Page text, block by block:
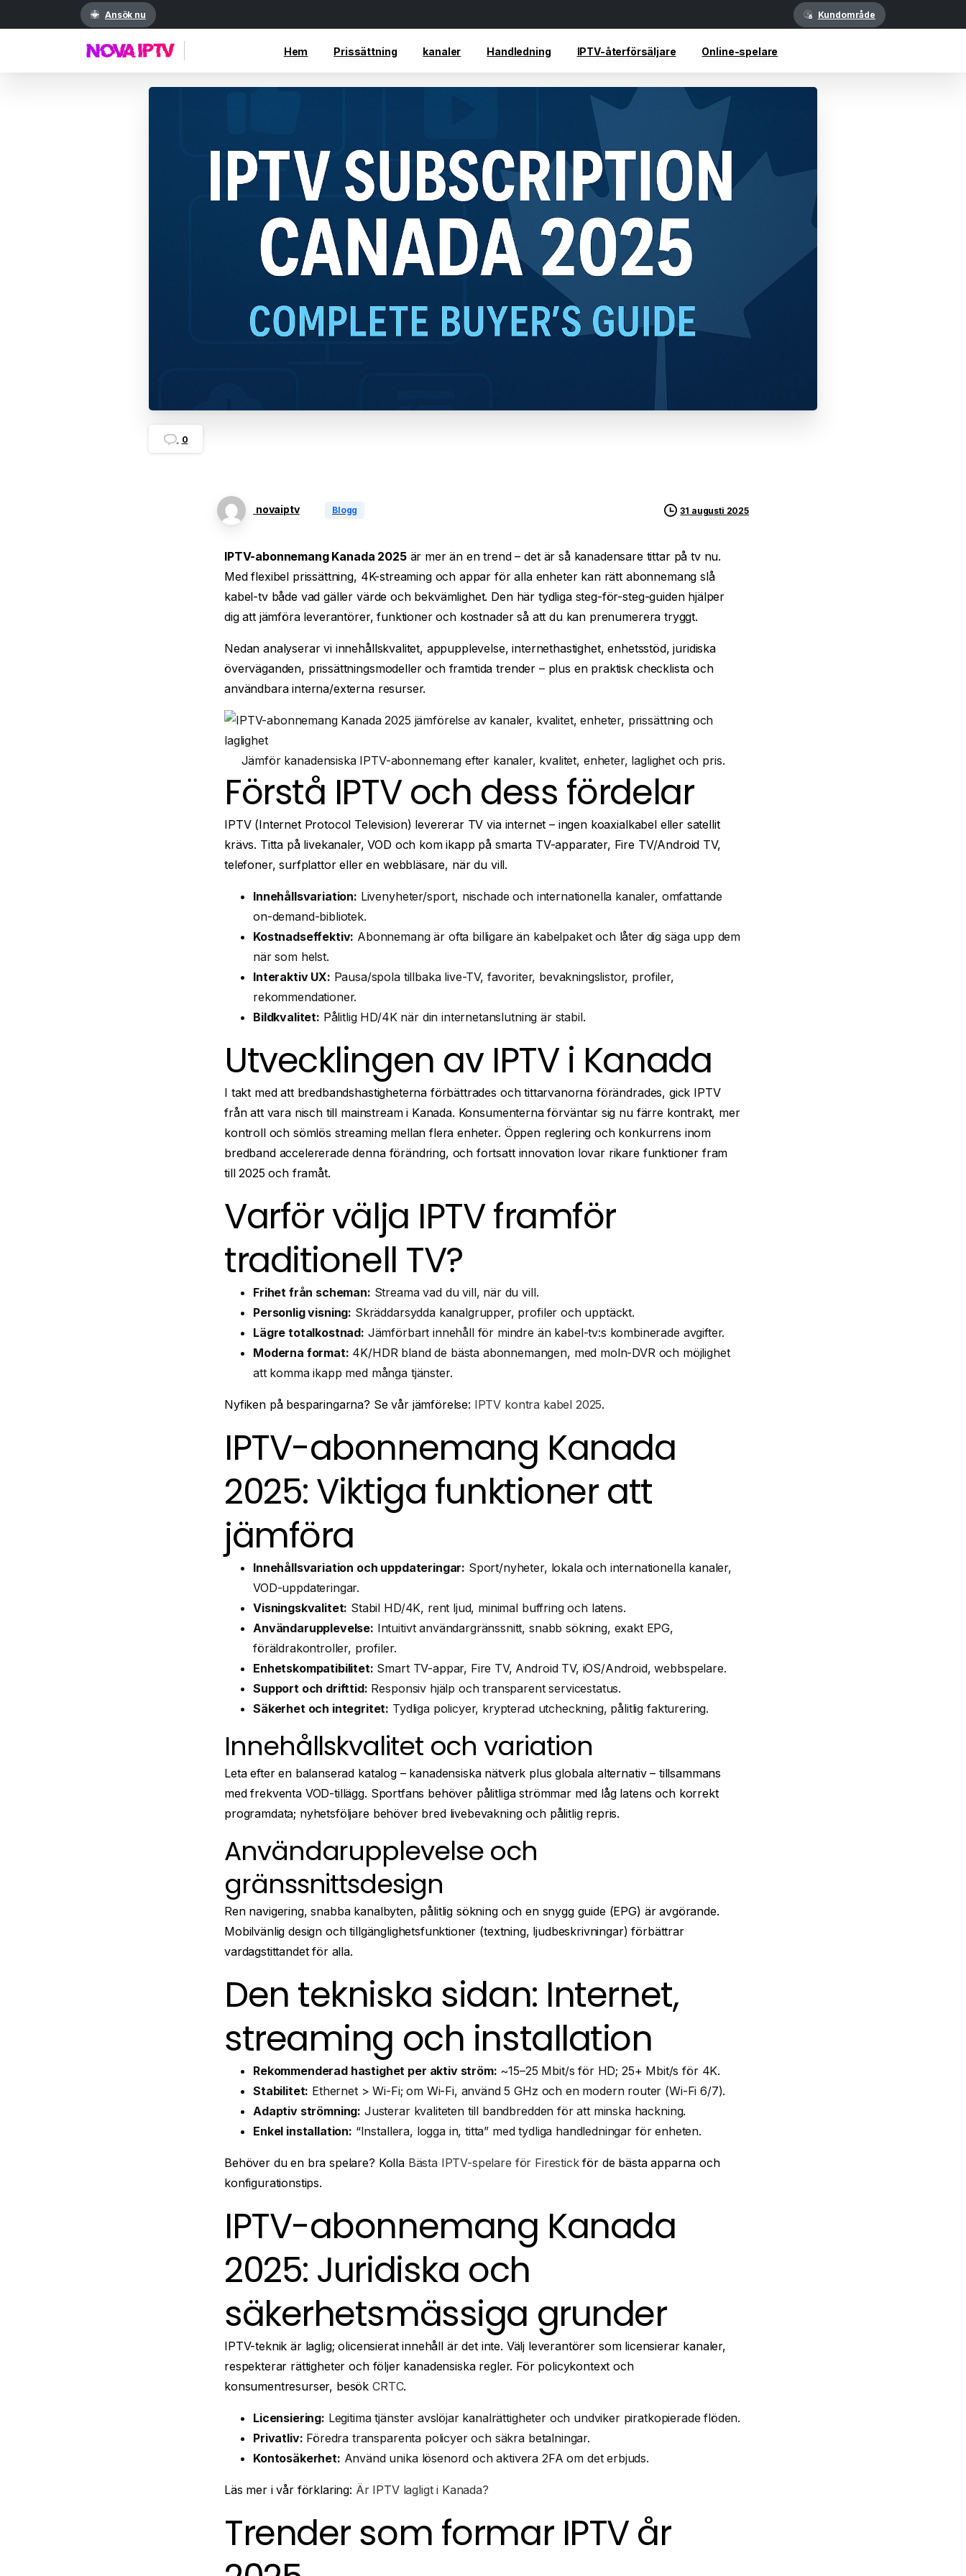
Ansök nu Kundområde
Hem Prissättning kanaler Handledning IPTV-återförsäljare Online-spelare
0
novaiptv Blogg 31 augusti 2025
IPTV-abonnemang Kanada 2025är mer än en trend – det är så kanadensare tittar på tv nu.
Med flexibel prissättning, 4K-streaming och appar för alla enheter kan rätt abonnemang slå
kabel-tv både vad gäller värde och bekvämlighet. Den här tydliga steg-för-steg-guiden hjälper
dig att jämföra leverantörer, funktioner och kostnader så att du kan prenumerera tryggt.
Nedan analyserar vi innehållskvalitet, appupplevelse, internethastighet, enhetsstöd, juridiska
överväganden, prissättningsmodeller och framtida trender – plus en praktisk checklista och
användbara interna/externa resurser.
Jämför kanadensiska IPTV-abonnemang efter kanaler, kvalitet, enheter, laglighet och pris.
Förstå IPTV och dess fördelar
IPTV (Internet Protocol Television) levererar TV via internet – ingen koaxialkabel eller satellit
krävs. Titta på livekanaler, VOD och kom ikapp på smarta TV-apparater, Fire TV/Android TV,
telefoner, surfplattor eller en webbläsare, när du vill.
Innehållsvariation: Livenyheter/sport, nischade och internationella kanaler, omfattande
on-demand-bibliotek.
Kostnadseffektiv: Abonnemang är ofta billigare än kabelpaket och låter dig säga upp dem
när som helst.
Interaktiv UX: Pausa/spola tillbaka live-TV, favoriter, bevakningslistor, profiler,
rekommendationer.
Bildkvalitet: Pålitlig HD/4K när din internetanslutning är stabil.
Utvecklingen av IPTV i Kanada
I takt med att bredbandshastigheterna förbättrades och tittarvanorna förändrades, gick IPTV
från att vara nisch till mainstream i Kanada. Konsumenterna förväntar sig nu färre kontrakt, mer
kontroll och sömlös streaming mellan flera enheter. Öppen reglering och konkurrens inom
bredband accelererade denna förändring, och fortsatt innovation lovar rikare funktioner fram
till 2025 och framåt.
Varför välja IPTV framför
traditionell TV?
Frihet från scheman: Streama vad du vill, när du vill.
Personlig visning: Skräddarsydda kanalgrupper, profiler och upptäckt.
Lägre totalkostnad: Jämförbart innehåll för mindre än kabel-tv:s kombinerade avgifter.
Moderna format: 4K/HDR bland de bästa abonnemangen, med moln-DVR och möjlighet
att komma ikapp med många tjänster.
Nyfiken på besparingarna? Se vår jämförelse: IPTV kontra kabel 2025.
IPTV-abonnemang Kanada
2025: Viktiga funktioner att
jämföra
Innehållsvariation och uppdateringar: Sport/nyheter, lokala och internationella kanaler,
VOD-uppdateringar.
Visningskvalitet: Stabil HD/4K, rent ljud, minimal buffring och latens.
Användarupplevelse: Intuitivt användargränssnitt, snabb sökning, exakt EPG,
föräldrakontroller, profiler.
Enhetskompatibilitet: Smart TV-appar, Fire TV, Android TV, iOS/Android, webbspelare.
Support och drifttid: Responsiv hjälp och transparent servicestatus.
Säkerhet och integritet: Tydliga policyer, krypterad utcheckning, pålitlig fakturering.
Innehållskvalitet och variation
Leta efter en balanserad katalog – kanadensiska nätverk plus globala alternativ – tillsammans
med frekventa VOD-tillägg. Sportfans behöver pålitliga strömmar med låg latens och korrekt
programdata; nyhetsföljare behöver bred livebevakning och pålitlig repris.
Användarupplevelse och
gränssnittsdesign
Ren navigering, snabba kanalbyten, pålitlig sökning och en snygg guide (EPG) är avgörande.
Mobilvänlig design och tillgänglighetsfunktioner (textning, ljudbeskrivningar) förbättrar
vardagstittandet för alla.
Den tekniska sidan: Internet,
streaming och installation
Rekommenderad hastighet per aktiv ström: ~15–25 Mbit/s för HD; 25+ Mbit/s för 4K.
Stabilitet: Ethernet > Wi-Fi; om Wi-Fi, använd 5 GHz och en modern router (Wi-Fi 6/7).
Adaptiv strömning: Justerar kvaliteten till bandbredden för att minska hackning.
Enkel installation: “Installera, logga in, titta” med tydliga handledningar för enheten.
Behöver du en bra spelare? Kolla Bästa IPTV-spelare för Firestickför de bästa apparna och
konfigurationstips.
IPTV-abonnemang Kanada
2025: Juridiska och
säkerhetsmässiga grunder
IPTV-teknik är laglig; olicensierat innehåll är det inte. Välj leverantörer som licensierar kanaler,
respekterar rättigheter och följer kanadensiska regler. För policykontext och
konsumentresurser, besök CRTC.
Licensiering: Legitima tjänster avslöjar kanalrättigheter och undviker piratkopierade flöden.
Privatliv: Föredra transparenta policyer och säkra betalningar.
Kontosäkerhet: Använd unika lösenord och aktivera 2FA om det erbjuds.
Läs mer i vår förklaring: Är IPTV lagligt i Kanada?
Trender som formar IPTV år